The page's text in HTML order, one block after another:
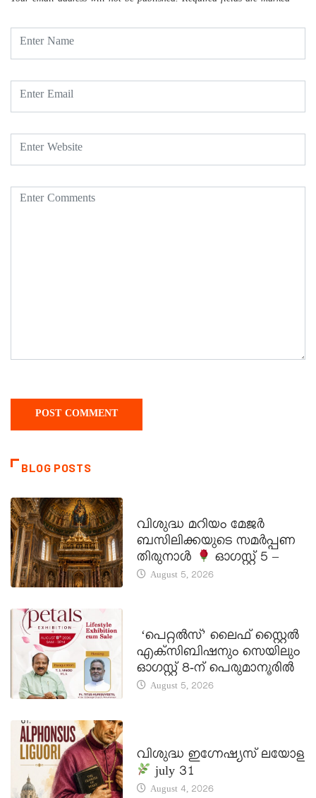
BLOG POSTS
വിശുദ്ധ മറിയം മേജർ
ബസിലിക്കയുടെ സമർപ്പണ
തിരുനാൾ
ഓഗസ്റ്റ് 5 –
August 5, 2026
‘പെറ്റൽസ്’ ലൈഫ് സ്റ്റൈൽ
എക്സിബിഷനും സെയിലും
ഓഗസ്റ്റ് 8-ന് പെരുമാനൂരിൽ
August 5, 2026
വിശുദ്ധ ഇഗ്നേഷ്യസ് ലയോള
july 31
August 4, 2026